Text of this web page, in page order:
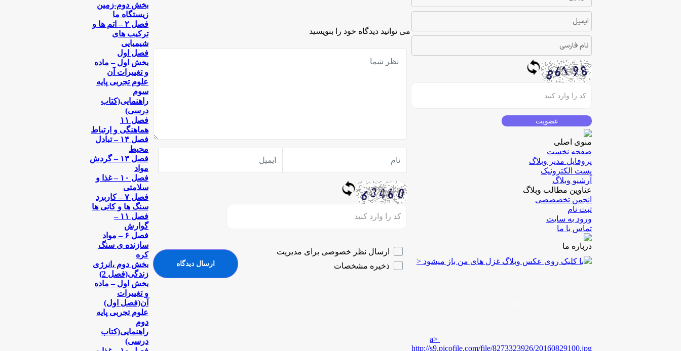
منوی اصلی
صفحه نخست
پروفایل مدیر وبلاگ
پست الکترونیک
آرشیو وبلاگ
عناوین مطالب وبلاگ
انجمن تخصصصی
ثبت نام
ورود به سایت
تماس با ما
درباره ما
با کلیک روی عکس وبلاگ غزل های من باز میشود <
a>
http://s9.picofile.com/file/8273323926/20160829100.jpg
می توانید دیدگاه خود را بنویسید
ارسال نظر خصوصی برای مدیریت
ذخیره مشخصات
بخش دوم-زمین
زیستگاه ما
فصل ۲ – اتم ها و
ترکیب های
شیمیایی
فصل اول
بخش اول – ماده
و تغییرات آن
علوم تجربی پایه
سوم
راهنمایی(کتاب
درسی)
فصل ۱۱
هماهنگی و ارتباط
فصل ۱۴ – تبادل
محیط
فصل ۱۳ – گردش
مواد
فصل ۱۰ – غذا و
سلامتی
فصل ۷ – کاربرد
سنگ ها و کانی ها
فصل ۱۱ –
گوارش
فصل ۶ – مواد
سازنده ی سنگ
کره
بخش دوم ،‌انرژی
زندگی(فصل 2)
بخش اول – ماده
و تغییرات
آن(فصل اول)
علوم تجربی پایه
دوم
راهنمایی(کتاب
درسی)